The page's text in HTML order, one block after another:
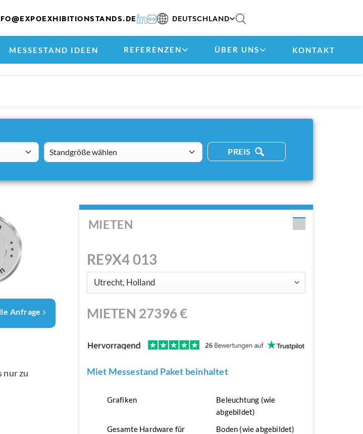
DEUTSCHLAND
MESSESTAND IDEEN REFERENZEN ÜBER UNS KONTAKT
standsizes PREIS
Anfrage
nur zu
MIETEN
RE9X4 013
MIETEN 27396€
Miet Messestand Paket beinhaltet
Grafiken
Beleuchtung (wie
abgebildet)
Gesamte Hardware für
Boden (wie abgebildet)